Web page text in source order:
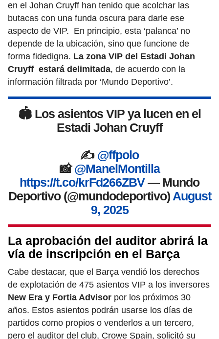
en el Johan Cruyff han tenido que acolchar las
butacas con una funda oscura para darle ese
aspecto de VIP. En principio, esta ‘palanca’ no
depende de la ubicación, sino que funcione de
forma fidedigna. La zona VIP del Estadi Johan
Cruyff estará delimitada, de acuerdo con la
información filtrada por ‘Mundo Deportivo’.
🏟️ Los asientos VIP ya lucen en el
Estadi Johan Cruyff
✍️ @ffpolo
📸@ManelMontilla
https://t.co/krFd266ZBV— Mundo
Deportivo (@mundodeportivo) August
9, 2025
La aprobación del auditor abrirá la
vía de inscripción en el Barça
Cabe destacar, que el Barça vendió los derechos
de explotación de 475 asientos VIP a los inversores
New Era y Fortia Advisor por los próximos 30
años. Estos asientos podrán usarse los días de
partidos como propios o venderlos a un tercero,
pero el auditor del club, Crowe Spain, solicitó su